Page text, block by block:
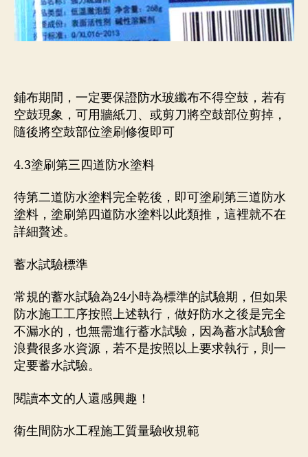
鋪布期間，一定要保證防水玻纖布不得空鼓，若有
空鼓現象，可用牆紙刀、或剪刀將空鼓部位剪掉，
隨後將空鼓部位塗刷修復即可
4.3塗刷第三四道防水塗料
待第二道防水塗料完全乾後，即可塗刷第三道防水
塗料，塗刷第四道防水塗料以此類推，這裡就不在
詳細贅述。
蓄水試驗標準
常規的蓄水試驗為24小時為標準的試驗期，但如果
防水施工工序按照上述執行，做好防水之後是完全
不漏水的，也無需進行蓄水試驗，因為蓄水試驗會
浪費很多水資源，若不是按照以上要求執行，則一
定要蓄水試驗。
閱讀本文的人還感興趣！
衛生間防水工程施工質量驗收規範